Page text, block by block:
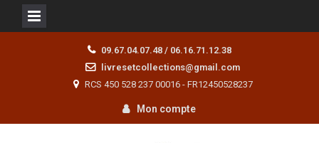
09.67.04.07.48 / 06.16.71.12.38
livresetcollections@gmail.com
RCS 450 528 237 00016 - FR12450528237
Mon compte